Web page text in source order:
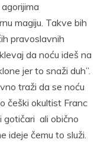
magiju. Takve bih
pravoslavnih
da noću ideš na
jer to snaži duh”.
traži da se noću
češki okultist Franc
gotičari ali obično
ideje čemu to služi.